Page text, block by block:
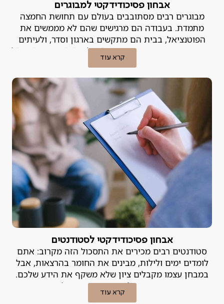
אבחון פסיכודידקטי למבוגרים
מבוגרים רבים מסתובבים בעולם עם תחושת החמצה
מתמדת. בעבודה הם מרגישים שהם לא מממשים את
הפוטנציאל, בבית הם מתקשים בארגון וסדר, ולעיתים
קרובות הם מתייגים את עצמם כ"עצלנים", "מפוזרים" או "לא
מספיק חכמים". האמת היא, שבמקרים רבים הקושי אינו נובע
אובחנה.
קרא עוד
אבחון פסיכודידקטי לסטודנטים
סטודנטים רבים מכירים את התסכול הזה מקרוב: אתם
לומדים ימים ולילות, מבינים את החומר בהרצאות, אבל
במבחן עצמו מקבלים ציון שלא משקף את הידע שלכם.
הפער הזה, בין האינטליגנציה וההשקעה לבין התוצאות
בשטח, הוא נורה אדומה. במקרים רבים, לא מדובר ב"חוסר
קרא עוד